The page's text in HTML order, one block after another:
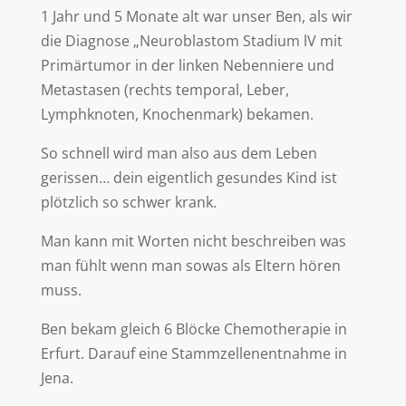
1 Jahr und 5 Monate alt war unser Ben, als wir
die Diagnose „Neuroblastom Stadium lV mit
Primärtumor in der linken Nebenniere und
Metastasen (rechts temporal, Leber,
Lymphknoten, Knochenmark) bekamen.
So schnell wird man also aus dem Leben
gerissen… dein eigentlich gesundes Kind ist
plötzlich so schwer krank.
Man kann mit Worten nicht beschreiben was
man fühlt wenn man sowas als Eltern hören
muss.
Ben bekam gleich 6 Blöcke Chemotherapie in
Erfurt. Darauf eine Stammzellenentnahme in
Jena.